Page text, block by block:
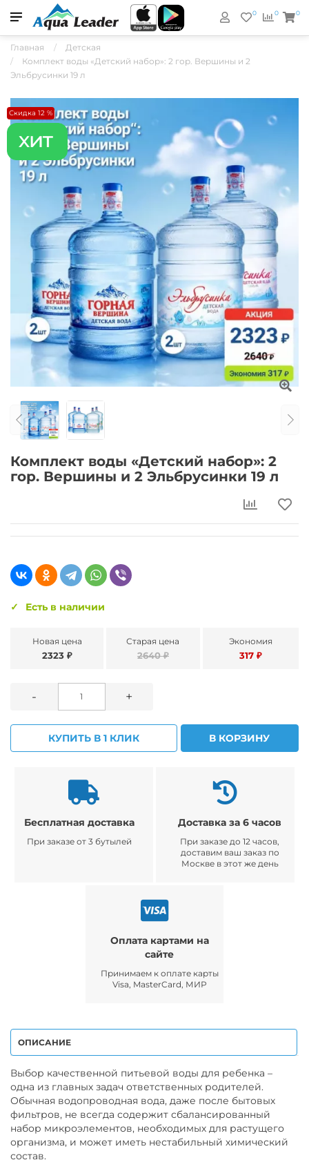
0
0 0
Главная
Детская
Комплект воды «Детский набор»: 2 гор. Вершины и 2
Эльбрусинки 19 л
Скидка 12 %
Комплект воды «Детский набор»: 2
гор. Вершины и 2 Эльбрусинки 19 л
Есть в наличии
Новая цена
2323 ₽
Старая цена
2640 ₽
Экономия
317 ₽
- +
КУПИТЬ В 1 КЛИК В КОРЗИНУ
Бесплатная доставка
При заказе от 3 бутылей
Доставка за 6 часов
При заказе до 12 часов,
доставим ваш заказ по
Москве в этот же день
Оплата картами на
сайте
Принимаем к оплате карты
Visa, MasterCard, МИР
ОПИСАНИЕ
Выбор качественной питьевой воды для ребенка –
одна из главных задач ответственных родителей.
Обычная водопроводная вода, даже после бытовых
фильтров, не всегда содержит сбалансированный
набор микроэлементов, необходимых для растущего
организма, и может иметь нестабильный химический
состав.